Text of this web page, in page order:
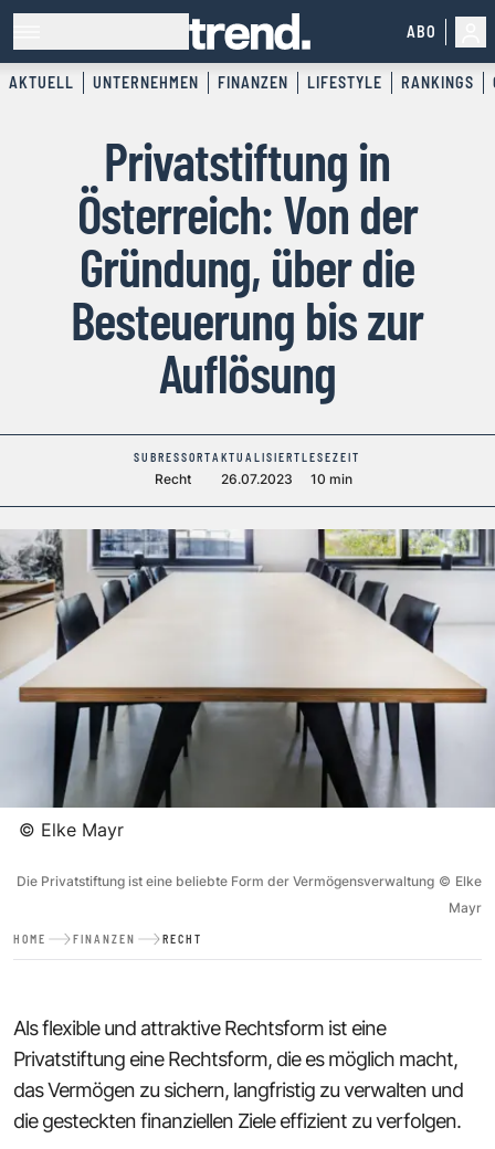
ABO
AKTUELL UNTERNEHMEN FINANZEN LIFESTYLE RANKINGS
Privatstiftung in
Österreich: Von der
Gründung, über die
Besteuerung bis zur
Auflösung
SUBRESSORT
Recht
AKTUALISIERT
26.07.2023
LESEZEIT
10 min
© Elke Mayr
Die Privatstiftung ist eine beliebte Form der Vermögensverwaltung © Elke
Mayr
HOME FINANZEN RECHT
Als flexible und attraktive Rechtsform ist eine
Privatstiftung eine Rechtsform, die es möglich macht,
das Vermögen zu sichern, langfristig zu verwalten und
die gesteckten finanziellen Ziele effizient zu verfolgen.